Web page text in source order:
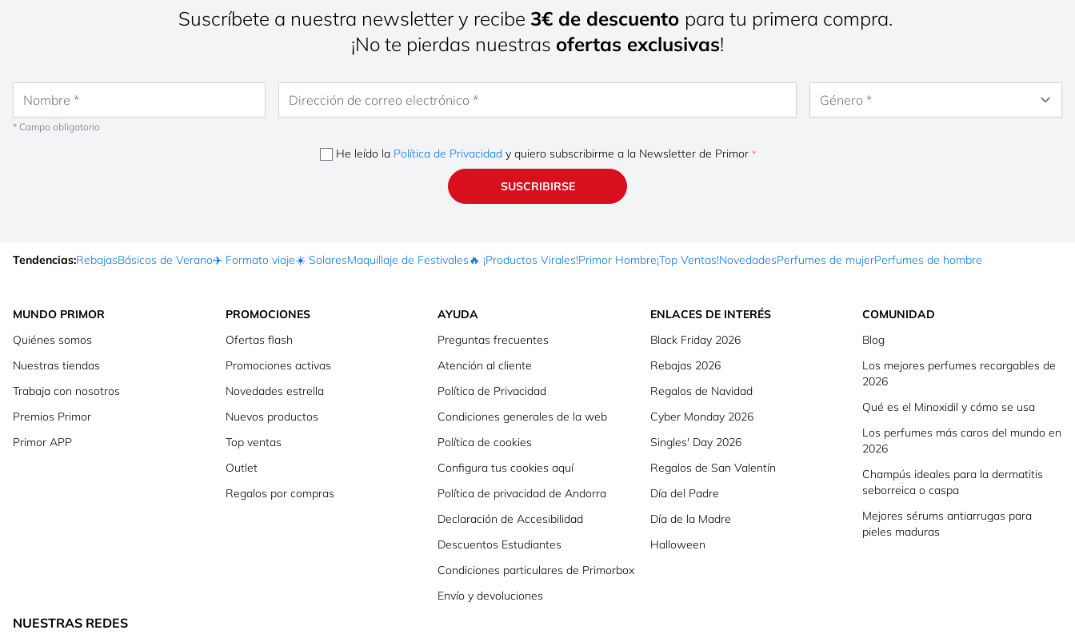
Suscríbete a nuestra newsletter y recibe 3€ de descuento para tu primera compra.
¡No te pierdas nuestras ofertas exclusivas!
* Campo obligatorio
He leído la Política de Privacidady quiero subscribirme a la Newsletter de Primor
SUSCRIBIRSE
Tendencias:RebajasBásicos de Verano✈️ Formato viaje☀️ SolaresMaquillaje de Festivales🔥 ¡Productos Virales!Primor Hombre¡Top Ventas!NovedadesPerfumes de mujerPerfumes de hombre
MUNDO PRIMOR
Quiénes somos
Nuestras tiendas
Trabaja con nosotros
Premios Primor
Primor APP
PROMOCIONES
Ofertas flash
Promociones activas
Novedades estrella
Nuevos productos
Top ventas
Outlet
Regalos por compras
AYUDA
Preguntas frecuentes
Atención al cliente
Política de Privacidad
Condiciones generales de la web
Política de cookies
Configura tus cookies aquí
Política de privacidad de Andorra
Declaración de Accesibilidad
Descuentos Estudiantes
Condiciones particulares de Primorbox
Envío y devoluciones
ENLACES DE INTERÉS
Black Friday 2026
Rebajas 2026
Regalos de Navidad
Cyber Monday 2026
Singles' Day 2026
Regalos de San Valentín
Día del Padre
Día de la Madre
Halloween
COMUNIDAD
Blog
Los mejores perfumes recargables de
2026
Qué es el Minoxidil y cómo se usa
Los perfumes más caros del mundo en
2026
Champús ideales para la dermatitis
seborreica o caspa
Mejores sérums antiarrugas para
pieles maduras
NUESTRAS REDES